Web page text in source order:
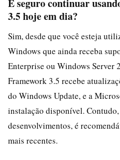
É seguro continuar
3.5 hoje em dia?
Sim, desde que você esteja
Windows que ainda receba
Enterprise ou Windows Server
Framework 3.5 recebe
do Windows Update, e a
instalação disponível. Contudo,
desenvolvimentos, é
mais recentes.